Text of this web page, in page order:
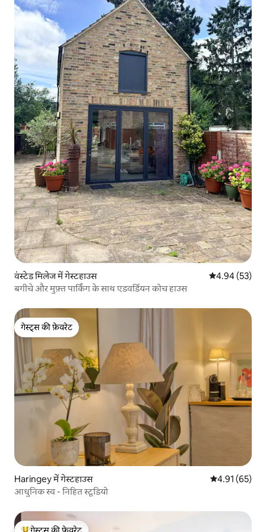
वंस्टेड मिलेज में गेस्टहाउस औसत रेटिंग 5 में
4.94 (53)
बगीचे और मुफ़्त पार्किंग के साथ एडवर्डियन कोच हाउस
गेस्ट्स की फ़ेवरेट
गेस्ट्स की फ़ेवरेट
Haringey में गेस्टहाउस औसत रेटिंग 5 में
4.91 (65)
आधुनिक स्व - निहित स्टूडियो